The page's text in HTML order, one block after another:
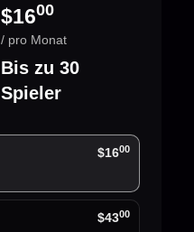
$1600
/ pro Monat
Bis zu 30
Spieler
$1600
$4300